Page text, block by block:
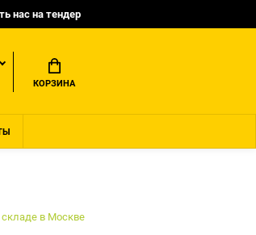
нас на тендер
КОРЗИНА
в Москве